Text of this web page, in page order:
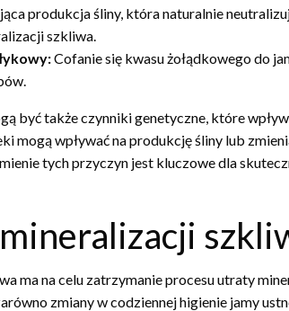
produkcja śliny, która naturalnie
szkliwa.
Cofanie się kwasu żołądkowego do
być także czynniki genetyczne, które
mogą wpływać na produkcję śliny lub
tych przyczyn jest kluczowe dla
ma na celu zatrzymanie procesu utraty
zmiany w codziennej higienie jamy